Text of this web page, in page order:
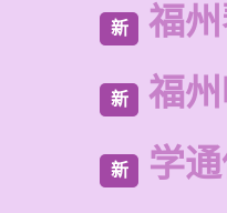
新 福
新 福
新 学